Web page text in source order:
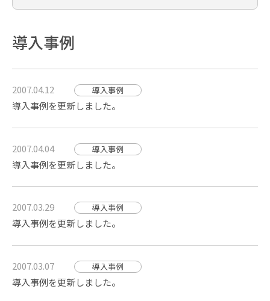
導入事例
2007.04.12 導入事例
導入事例を更新しました。
2007.04.04 導入事例
導入事例を更新しました。
2007.03.29 導入事例
導入事例を更新しました。
2007.03.07 導入事例
導入事例を更新しました。